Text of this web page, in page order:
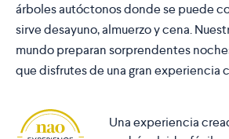
árboles autóctonos donde se puede
sirve desayuno, almuerzo y cena.
mundo preparan sorprendentes
que disfrutes de una gran experiencia
Una experiencia